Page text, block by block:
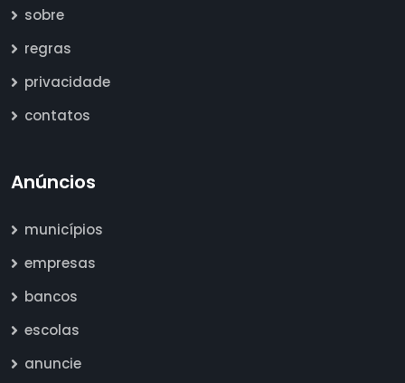
sobre
regras
privacidade
contatos
Anúncios
municípios
empresas
bancos
escolas
anuncie